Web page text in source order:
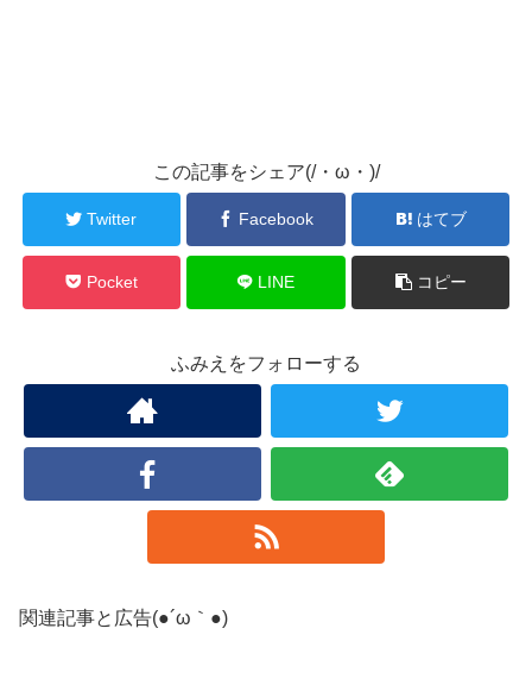
この記事をシェア(/・ω・)/
Twitter Facebook はてブ
Pocket LINE コピー
ふみえをフォローする
関連記事と広告(●´ω｀●)